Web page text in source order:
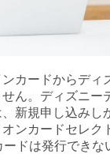
カードからディ
ん。ディズニー
新規申し込みし
ンカードセレク
ドは発行できな